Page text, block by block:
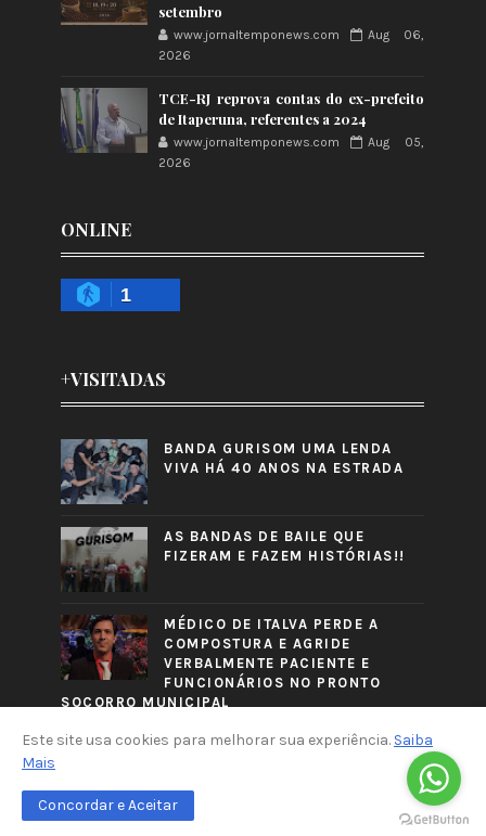
setembro
www.jornaltemponews.com
Aug 06,
2026
TCE-RJ reprova contas do ex-prefeito
de Itaperuna, referentes a 2024
www.jornaltemponews.com
Aug 05,
2026
ONLINE
1
+VISITADAS
BANDA GURISOM UMA LENDA
VIVA HÁ 40 ANOS NA ESTRADA
AS BANDAS DE BAILE QUE
FIZERAM E FAZEM HISTÓRIAS!!
MÉDICO DE ITALVA PERDE A
COMPOSTURA E AGRIDE
VERBALMENTE PACIENTE E
FUNCIONÁRIOS NO PRONTO
SOCORRO MUNICIPAL
CRAFTED WITH
Este site usa cookies para melhorar sua experiência. Saiba
Mais
Concordar e Aceitar